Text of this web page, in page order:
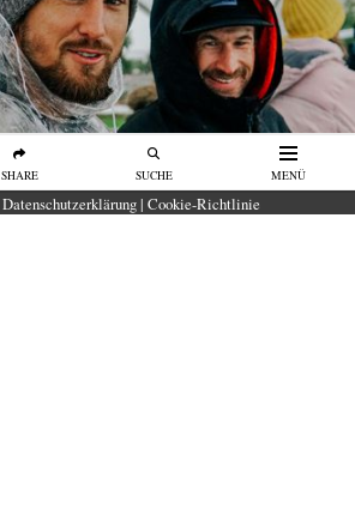
SHARE SUCHE MENÜ
Datenschutzerklärung | Cookie-Richtlinie